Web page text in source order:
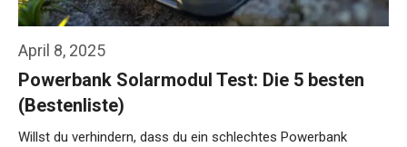
April 8, 2025
Powerbank Solarmodul Test: Die 5 besten
(Bestenliste)
Willst du verhindern, dass du ein schlechtes Powerbank